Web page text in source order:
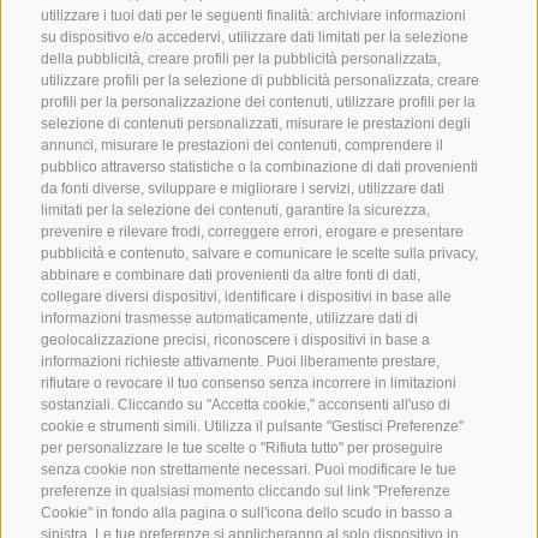
utilizzare i tuoi dati per le seguenti finalità: archiviare informazioni
su dispositivo e/o accedervi, utilizzare dati limitati per la selezione
della pubblicità, creare profili per la pubblicità personalizzata,
utilizzare profili per la selezione di pubblicità personalizzata, creare
profili per la personalizzazione dei contenuti, utilizzare profili per la
selezione di contenuti personalizzati, misurare le prestazioni degli
annunci, misurare le prestazioni dei contenuti, comprendere il
pubblico attraverso statistiche o la combinazione di dati provenienti
da fonti diverse, sviluppare e migliorare i servizi, utilizzare dati
limitati per la selezione dei contenuti, garantire la sicurezza,
prevenire e rilevare frodi, correggere errori, erogare e presentare
pubblicità e contenuto, salvare e comunicare le scelte sulla privacy,
abbinare e combinare dati provenienti da altre fonti di dati,
collegare diversi dispositivi, identificare i dispositivi in base alle
informazioni trasmesse automaticamente, utilizzare dati di
geolocalizzazione precisi, riconoscere i dispositivi in base a
informazioni richieste attivamente. Puoi liberamente prestare,
rifiutare o revocare il tuo consenso senza incorrere in limitazioni
sostanziali. Cliccando su "Accetta cookie," acconsenti all'uso di
cookie e strumenti simili. Utilizza il pulsante "Gestisci Preferenze"
per personalizzare le tue scelte o "Rifiuta tutto" per proseguire
senza cookie non strettamente necessari. Puoi modificare le tue
preferenze in qualsiasi momento cliccando sul link "Preferenze
Cookie" in fondo alla pagina o sull'icona dello scudo in basso a
sinistra. Le tue preferenze si applicheranno al solo dispositivo in
SPORTHOTEL PANORAMA
Via Carletti, 6 · Fai della Paganella
T +39 0461 583134
info@sporthotelpanorama.it
DE EN